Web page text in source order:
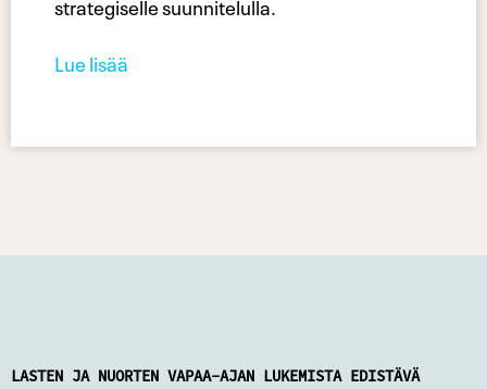
Lue lisää
LASTEN JA NUORTEN VAPAA-AJAN LUKEMISTA EDISTÄVÄ